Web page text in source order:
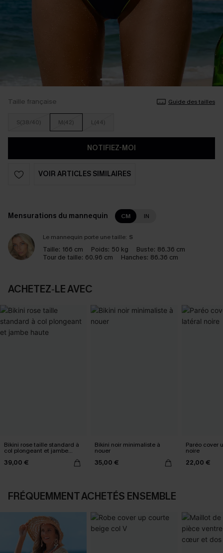
Taille française Guide des tailles
S(38/40) M(42) L(44)
NOTIFIEZ-MOI
VOIR ARTICLES SIMILAIRES
Mensurations du mannequin CM IN
Le mannequin porte une taille: S
Taille: 166 cm Poids: 50 kg Buste: 86.36 cm
Tour de taille: 60.96 cm Hanches: 86.36 cm
ACHETEZ‑LE AVEC
Bikini rose taille standard à
col plongeant et jambe
haute
39,00 €
Bikini noir minimaliste à
nouer
35,00 €
Paréo cover
noire
22,00 €
FRÉQUEMMENT ACHETÉS ENSEMBLE